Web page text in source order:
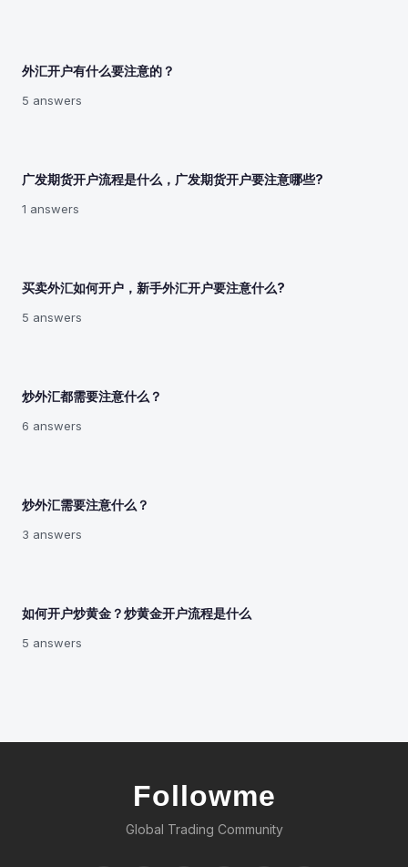
外汇开户有什么要注意的？
5 answers
广发期货开户流程是什么，广发期货开户要注意哪些?
1 answers
买卖外汇如何开户，新手外汇开户要注意什么?
5 answers
炒外汇都需要注意什么？
6 answers
炒外汇需要注意什么？
3 answers
如何开户炒黄金？炒黄金开户流程是什么
5 answers
Followme
Global Trading Community